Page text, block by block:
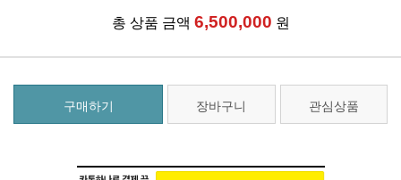
총 상품 금액 6,500,000 원
구매하기 장바구니 관심상품